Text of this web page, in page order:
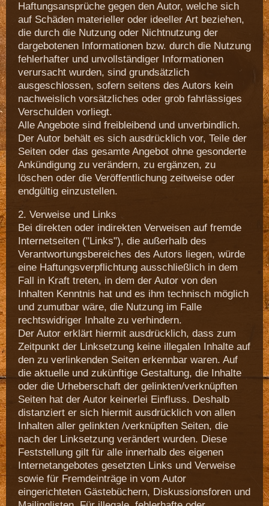
Haftungsansprüche gegen den Autor, welche sich
auf Schäden materieller oder ideeller Art beziehen,
die durch die Nutzung oder Nichtnutzung der
dargebotenen Informationen bzw. durch die Nutzung
fehlerhafter und unvollständiger Informationen
verursacht wurden, sind grundsätzlich
ausgeschlossen, sofern seitens des Autors kein
nachweislich vorsätzliches oder grob fahrlässiges
Verschulden vorliegt.
Alle Angebote sind freibleibend und unverbindlich.
Der Autor behält es sich ausdrücklich vor, Teile der
Seiten oder das gesamte Angebot ohne gesonderte
Ankündigung zu verändern, zu ergänzen, zu
löschen oder die Veröffentlichung zeitweise oder
endgültig einzustellen.
2. Verweise und Links
Bei direkten oder indirekten Verweisen auf fremde
Internetseiten ("Links"), die außerhalb des
Verantwortungsbereiches des Autors liegen, würde
eine Haftungsverpflichtung ausschließlich in dem
Fall in Kraft treten, in dem der Autor von den
Inhalten Kenntnis hat und es ihm technisch möglich
und zumutbar wäre, die Nutzung im Falle
rechtswidriger Inhalte zu verhindern.
Der Autor erklärt hiermit ausdrücklich, dass zum
Zeitpunkt der Linksetzung keine illegalen Inhalte auf
den zu verlinkenden Seiten erkennbar waren. Auf
die aktuelle und zukünftige Gestaltung, die Inhalte
oder die Urheberschaft der gelinkten/verknüpften
Seiten hat der Autor keinerlei Einfluss. Deshalb
distanziert er sich hiermit ausdrücklich von allen
Inhalten aller gelinkten /verknüpften Seiten, die
nach der Linksetzung verändert wurden. Diese
Feststellung gilt für alle innerhalb des eigenen
Internetangebotes gesetzten Links und Verweise
sowie für Fremdeinträge in vom Autor
eingerichteten Gästebüchern, Diskussionsforen und